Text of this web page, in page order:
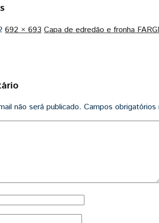
692 × 693 Capa de edredão e fronha
não será publicado. Campos